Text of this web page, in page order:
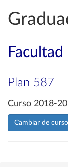
Plan 587
Curso 2018-
Cambiar de curso